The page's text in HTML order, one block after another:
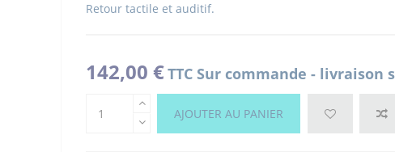
Retour tactile et auditif.
142,00 €TTC Sur commande - livraison
AJOUTER AU PANIER